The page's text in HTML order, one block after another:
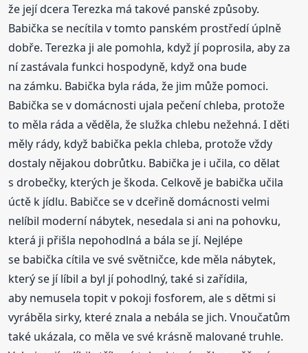
že její dcera Terezka má takové panské způsoby.
Babička se necítila v tomto panském prostředí úplně
dobře. Terezka ji ale pomohla, když jí poprosila, aby za
ní zastávala funkci hospodyně, když ona bude
na zámku. Babička byla ráda, že jim může pomoci.
Babička se v domácnosti ujala pečení chleba, protože
to měla ráda a věděla, že služka chlebu nežehná. I děti
měly rády, když babička pekla chleba, protože vždy
dostaly nějakou dobrůtku. Babička je i učila, co dělat
s drobečky, kterých je škoda. Celkově je babička učila
úctě k jídlu. Babičce se v dceřině domácnosti velmi
nelíbil moderní nábytek, nesedala si ani na pohovku,
která ji přišla nepohodlná a bála se jí. Nejlépe
se babička cítila ve své světničce, kde měla nábytek,
který se jí líbil a byl jí pohodlný, také si zařídila,
aby nemusela topit v pokoji fosforem, ale s dětmi si
vyráběla sirky, které znala a nebála se jich. Vnoučatům
také ukázala, co měla ve své krásně malované truhle.